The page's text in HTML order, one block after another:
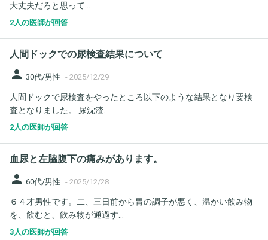
大丈夫だろと思って...
2人の医師が回答
人間ドックでの尿検査結果について
person 30代/男性 - 2025/12/29
人間ドックで尿検査をやったところ以下のような結果となり要検
査となりました。 尿沈渣...
2人の医師が回答
血尿と左脇腹下の痛みがあります。
person 60代/男性 - 2025/12/28
６４才男性です。二、三日前から胃の調子が悪く、温かい飲み物
を、飲むと、飲み物が通過す...
3人の医師が回答